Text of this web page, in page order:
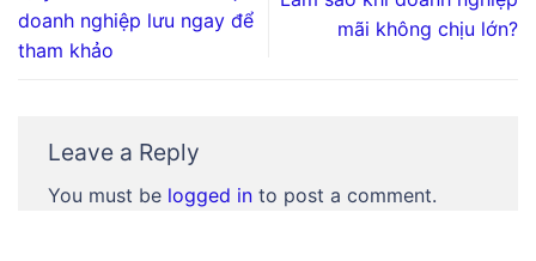
doanh nghiệp lưu ngay để
tham khảo
mãi không chịu lớn?
Leave a Reply
You must be logged in to post a comment.